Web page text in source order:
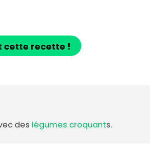
cette recette !
des légumes croquants.